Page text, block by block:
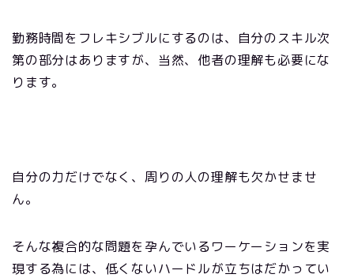
勤務時間をフレキシブルにするのは、自分のスキル次
第の部分はありますが、当然、他者の理解も必要にな
ります。
自分の力だけでなく、周りの人の理解も欠かせませ
ん。
そんな複合的な問題を孕んでいるワーケーションを実
現する為には、低くないハードルが立ちはだかってい